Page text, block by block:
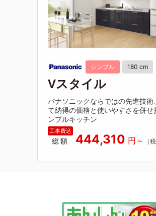
シンプル 180 cm
Vスタイル
パナソニックならではの先進技術
て納得の価格と使いやすさを併せ
ンプルキッチン
総額 444,310